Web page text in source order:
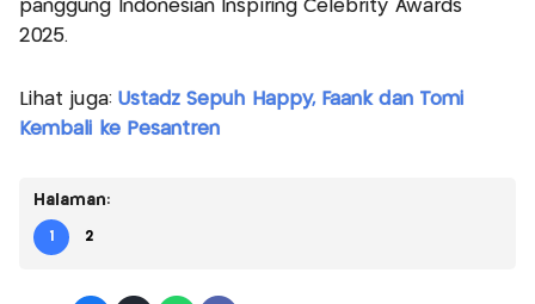
panggung Indonesian Inspiring Celebrity Awards
2025.
Lihat juga: Ustadz Sepuh Happy, Faank dan Tomi
Kembali ke Pesantren
Halaman:
1 2